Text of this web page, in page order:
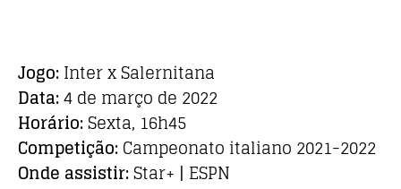
Jogo:Inter x Salernitana
Data:4 de março de 2022
Horário:Sexta, 16h45
Competição:Campeonato italiano 2021-2022
Onde assistir:Star+ | ESPN